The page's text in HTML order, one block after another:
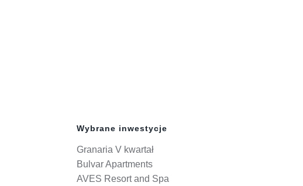
Wybrane inwestycje
Granaria V kwartał
Bulvar Apartments
AVES Resort and Spa